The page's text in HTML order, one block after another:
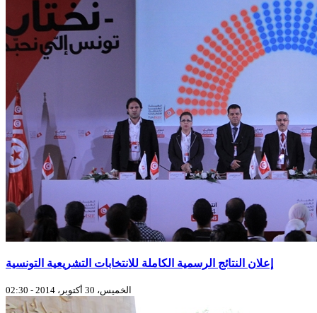
إعلان النتائج الرسمية الكاملة للانتخابات التشريعية التونسية
الخميس، 30 أكتوبر، 2014 - 02:30